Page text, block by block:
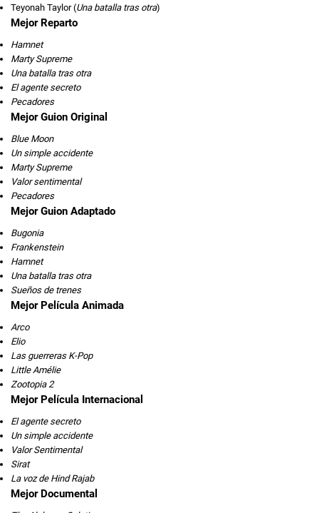
Teyonah Taylor (Una batalla tras otra)
Mejor Reparto
Hamnet
Marty Supreme
Una batalla tras otra
El agente secreto
Pecadores
Mejor Guion Original
Blue Moon
Un simple accidente
Marty Supreme
Valor sentimental
Pecadores
Mejor Guion Adaptado
Bugonia
Frankenstein
Hamnet
Una batalla tras otra
Sueños de trenes
Mejor Película Animada
Arco
Elio
Las guerreras K-Pop
Little Amélie
Zootopia 2
Mejor Película Internacional
El agente secreto
Un simple accidente
Valor Sentimental
Sirat
La voz de Hind Rajab
Mejor Documental